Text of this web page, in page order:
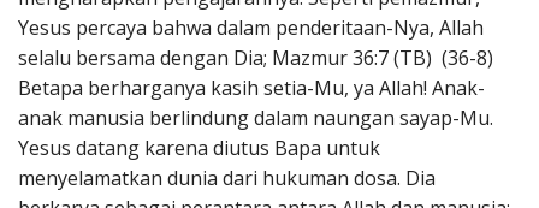
Yesus percaya bahwa dalam penderitaan-Nya, Allah
selalu bersama dengan Dia; Mazmur 36:7 (TB) (36-8)
Betapa berharganya kasih setia-Mu, ya Allah! Anak-
anak manusia berlindung dalam naungan sayap-Mu.
Yesus datang karena diutus Bapa untuk
menyelamatkan dunia dari hukuman dosa. Dia